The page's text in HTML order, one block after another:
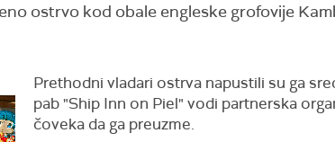
ostrvo kod obale engleske grofovije
Prethodni vladari ostrva napustili su ga
pab "Ship Inn on Piel" vodi partnerska
čoveka da ga preuzme.